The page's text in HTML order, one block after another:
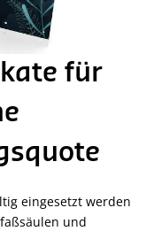
für
eingesetzt werden
und